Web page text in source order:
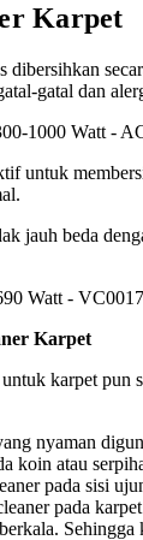
Karpet
dibersihkan
gatal dan
untuk
jauh beda
Karpet
karpet pun
nyaman
koin atau
pada sisi
pada